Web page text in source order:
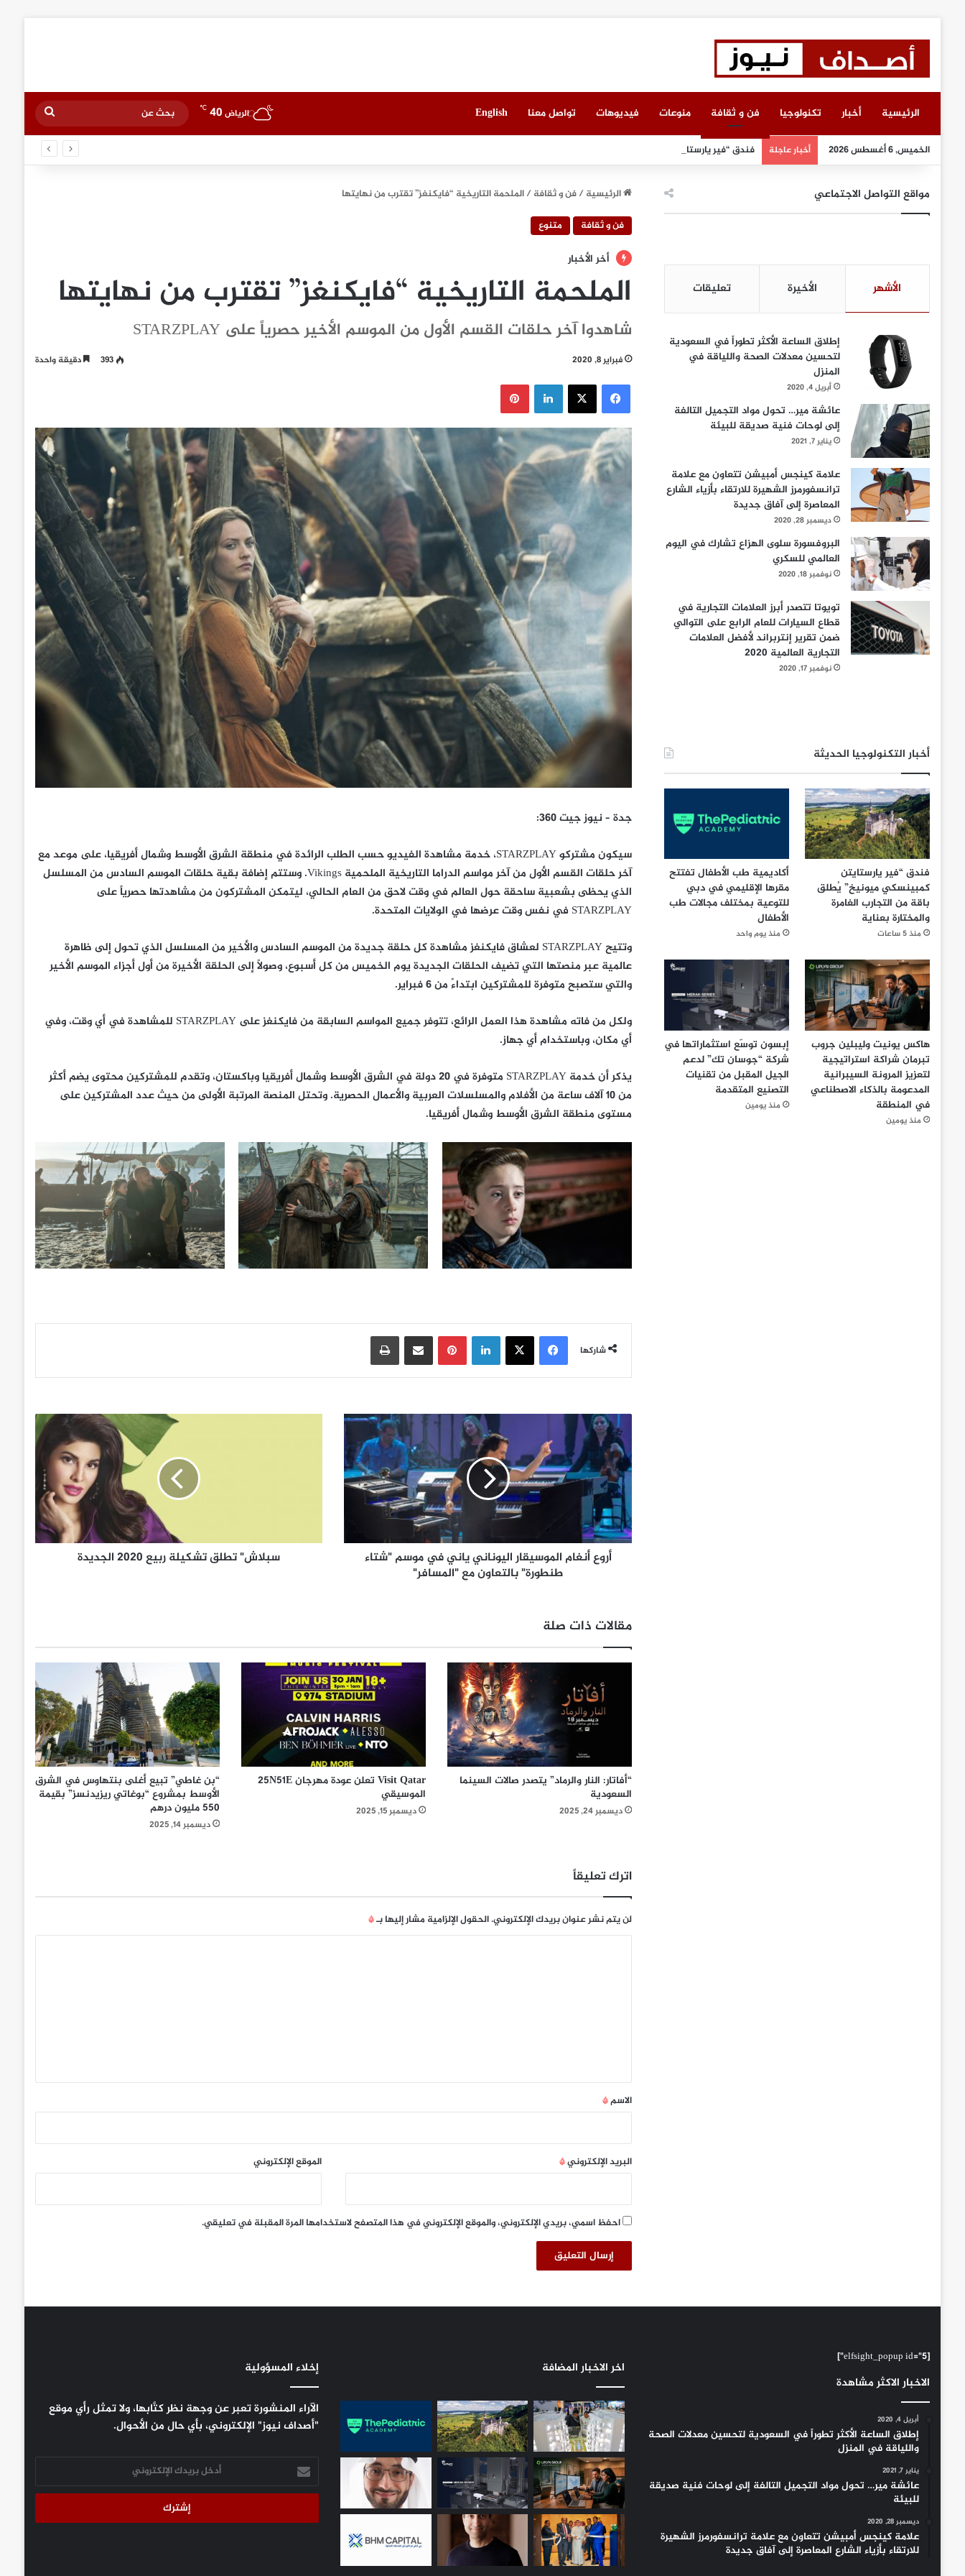
الرئيسية أخبار تكنولوجيا فن و ثقافة منوعات فيديوهات تواصل معنا English الرياض 40
℃
بحث
عن
الخميس, 6 أغسطس 2026 أخبار عاجلة فندق “فير يارستايتن كمبينسكي ميونيخ” يُطلق باقة من التجارب الغامرة والمختارة بعناية
الرئيسية/فن و ثقافة/الملحمة التاريخية “فايكنغز” تقترب من نهايتها
فن و ثقافة
متنوع
أخر الأخبار
الملحمة التاريخية “فايكنغز” تقترب من نهايتها
شاهدوا آخر حلقات القسم الأول من الموسم الأخير حصرياً على STARZPLAY
فبراير 8, 2020 393 دقيقة واحدة
فيسبوك ‫X لينكدإن
جدة – نيوز جيت 360:
سيكون مشتركو STARZPLAY، خدمة مشاهدة الفيديو حسب الطلب الرائدة في منطقة الشرق الأوسط وشمال أفريقيا، على موعد مع
آخر حلقات القسم الأول من آخر مواسم الدراما التاريخية الملحمية Vikings. وستتم إضافة بقية حلقات الموسم السادس من المسلسل
الذي يحظى بشعبية ساحقة حول العالم في وقت لاحق من العام الحالي، ليتمكن المشتركون من مشاهدتها حصرياً على
STARZPLAY في نفس وقت عرضها في الولايات المتحدة.
وتتيح STARZPLAY لعشاق فايكنغز مشاهدة كل حلقة جديدة من الموسم السادس والأخير من المسلسل الذي تحول إلى ظاهرة
عالمية عبر منصتها التي تضيف الحلقات الجديدة يوم الخميس من كل أسبوع، وصولاً إلى الحلقة الأخيرة من أول أجزاء الموسم الأخير
والتي ستصبح متوفرة للمشتركين ابتداءً من 6 فبراير.
ولكل من فاته مشاهدة هذا العمل الرائع، تتوفر جميع المواسم السابقة من فايكنغز على STARZPLAY للمشاهدة في أي وقت، وفي
أي مكان، وباستخدام أي جهاز.
يذكر أن خدمة STARZPLAY متوفرة في 20 دولة في الشرق الأوسط وشمال أفريقيا وباكستان، وتقدم للمشتركين محتوى يضم أكثر
من 10 آلاف ساعة من الأفلام والمسلسلات العربية والأعمال الحصرية. وتحتل المنصة المرتبة الأولى من حيث عدد المشتركين على
مستوى منطقة الشرق الأوسط وشمال أفريقيا.
شاركها
فيسبوك ‫X لينكدإن بينتيريست مشاركة عبر البريد
أ
و
ع
غ
ا
م
ي
ق
ا
ا
ن
ي
ي
ف
م
و
س
و
ر
ة
ب
ا
ل
ع
ا
م
ا
أروع أنغام الموسيقار اليوناني ياني في موسم "شتاء
طنطورة" بالتعاون مع "المسافر"
ل
ة
ر
ب
ي
2
0
2
0
ا
سبلاش" تطلق تشكيلة ربيع 2020 الجديدة
مقالات ذات صلة
“أفاتار: النار والرماد” يتصدر صالات السينما
السعودية
ديسمبر 24, 2025
Visit Qatar تعلن عودة مهرجان 25N51E
الموسيقي
ديسمبر 15, 2025
“بن غاطي” تبيع أغلى بنتهاوس في الشرق
الأوسط بمشروع “بوغاتي ريزيدنسز” بقيمة
550 مليون درهم
ديسمبر 14, 2025
اترك تعليقاً
لن يتم نشر عنوان بريدك الإلكتروني.الحقول الإلزامية مشار إليها بـ*
*
الاسم*
البريد الإلكتروني* الموقع الإلكتروني
احفظ اسمي، بريدي الإلكتروني، والموقع الإلكتروني في هذا المتصفح لاستخدامها المرة المقبلة في تعليقي.
مواقع التواصل الاجتماعي
الأشهر الأخيرة تعليقات
إطلاق الساعة الأكثر تطوراً في السعودية
لتحسين معدلات الصحة واللياقة في
المنزل
أبريل 4, 2020
عائشة مير… تحول مواد التجميل التالفة
إلى لوحات فنية صديقة للبيئة
يناير 7, 2021
علامة كينجس أمبيشن تتعاون مع علامة
ترانسفورمرز الشهيرة للارتقاء بأزياء الشارع
المعاصرة إلى آفاق جديدة
ديسمبر 28, 2020
البروفسورة سلوى الهزاع تشارك في اليوم
العالمي للسكري
نوفمبر 18, 2020
تويوتا تتصدر أبرز العلامات التجارية في
قطاع السيارات للعام الرابع على التوالي
ضمن تقرير إنتربراند لأفضل العلامات
التجارية العالمية 2020
نوفمبر 17, 2020
أخبار التكنولوجيا الحديثة
فندق “فير يارستايتن
كمبينسكي ميونيخ” يُطلق
باقة من التجارب الغامرة
والمختارة بعناية
منذ 5 ساعات
أكاديمية طب الأطفال تفتتح
مقرها الإقليمي في دبي
للتوعية بمختلف مجالات طب
الأطفال
منذ يوم واحد
هاكس يونيت وليبلين جروب
تبرمان شراكة استراتيجية
لتعزيز المرونة السيبرانية
المدعومة بالذكاء الاصطناعي
في المنطقة
منذ يومين
إبسون توسّع استثماراتها في
شركة “جوسان تك” لدعم
الجيل المقبل من تقنيات
التصنيع المتقدمة
منذ يومين
[elfsight_popup id="5"]
الاخبار الاكثر مشاهدة
أبريل 4, 2020
إطلاق الساعة الأكثر تطوراً في السعودية لتحسين معدلات الصحة
واللياقة في المنزل
يناير 7, 2021
عائشة مير… تحول مواد التجميل التالفة إلى لوحات فنية صديقة
للبيئة
ديسمبر 28, 2020
علامة كينجس أمبيشن تتعاون مع علامة ترانسفورمرز الشهيرة
للارتقاء بأزياء الشارع المعاصرة إلى آفاق جديدة
اخر الاخبار المضافة إخلاء المسؤولية
الآراء المنشورة تعبر عن وجهة نظر كتَّابها، ولا تمثل رأي موقع
"أصداف نيوز" الإلكتروني، بأي حال من الأحوال.
أدخل
بريدك
الإلكتروني